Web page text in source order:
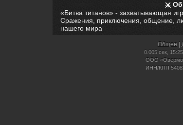
Об
«Битва титанов» - захватывающая
Сражения, приключения, общение,
нашего мира
Общее
0.005 сек,
ООО
ИНН/КПП